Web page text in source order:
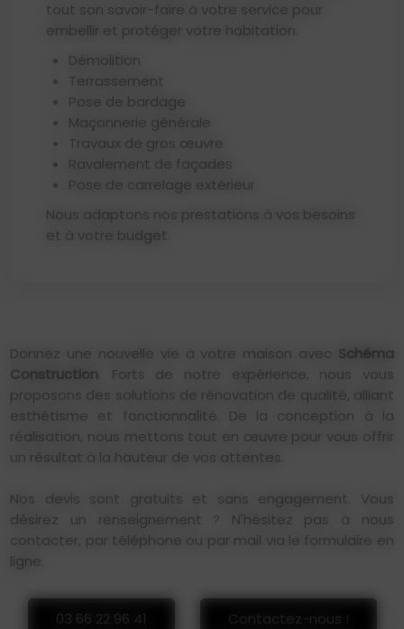
tout son savoir-faire à votre service pour
embellir et protéger votre habitation.
Démolition
Terrassement
Pose de bardage
Maçonnerie générale
Travaux de gros œuvre
Ravalement de façades
Pose de carrelage extérieur
Nous adaptons nos prestations à vos besoins
et à votre budget.
Donnez une nouvelle vie à votre maison avec Schéma
Construction . Forts de notre expérience, nous vous
proposons des solutions de rénovation de qualité, alliant
esthétisme et fonctionnalité. De la conception à la
réalisation, nous mettons tout en œuvre pour vous offrir
un résultat à la hauteur de vos attentes.
Nos devis sont gratuits et sans engagement. Vous
désirez un renseignement ? N'hésitez pas à nous
contacter, par téléphone ou par mail via le formulaire en
ligne.
03 66 22 96 41 Contactez-nous !